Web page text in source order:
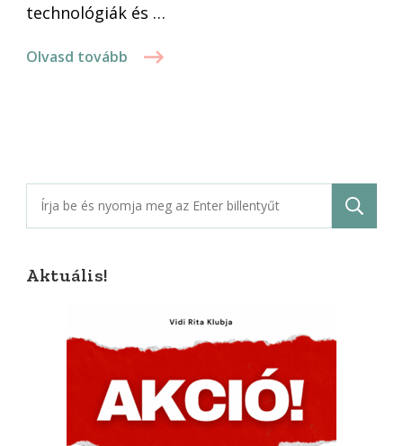
technológiák és …
Olvasd tovább
Keresés:
Aktuális!